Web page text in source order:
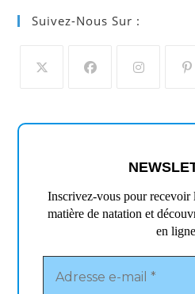
Suivez-Nous Sur :
dans
dans
dans
nouvel
dans
Inscrivez-vous pour recevoir
matière de natation et
en